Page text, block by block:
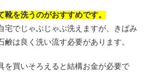
靴を洗うのがおすすめです。
宅でじゃぶじゃぶ洗えますが、きばみ
鹸は良く洗い流す必要があります。
を買いそろえると結構お金が必要で